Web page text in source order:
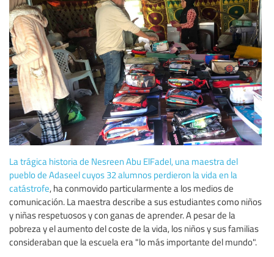
La trágica historia de Nesreen Abu ElFadel, una maestra del
pueblo de Adaseel cuyos 32 alumnos perdieron la vida en la
catástrofe, ha conmovido particularmente a los medios de
comunicación. La maestra describe a sus estudiantes como niños
y niñas respetuosos y con ganas de aprender. A pesar de la
pobreza y el aumento del coste de la vida, los niños y sus familias
consideraban que la escuela era "lo más importante del mundo".